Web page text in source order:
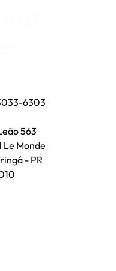
6303
563
Monde
- PR